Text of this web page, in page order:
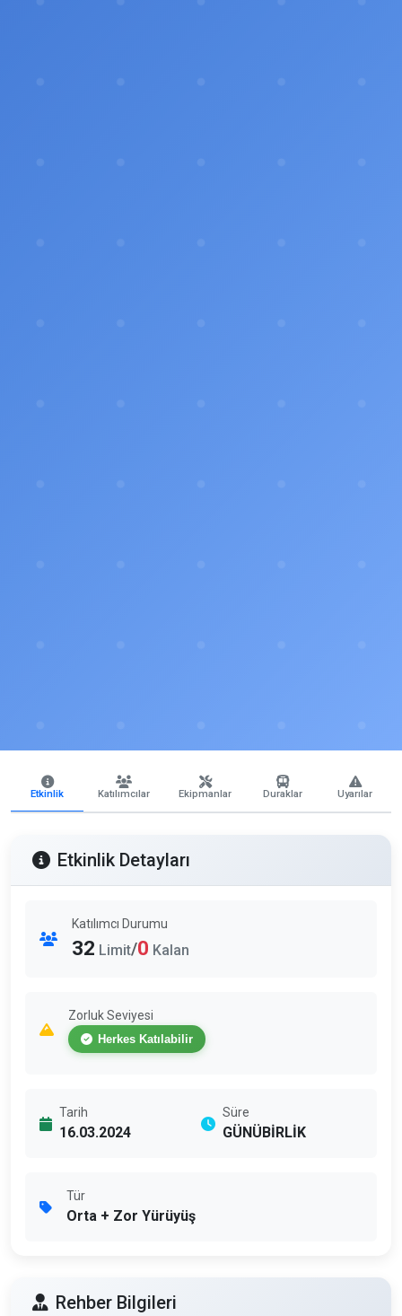
Etkinlik Katılımcılar Ekipmanlar Duraklar Uyarılar
Etkinlik Detayları
Katılımcı Durumu
32 Limit/0 Kalan
Zorluk Seviyesi
Herkes Katılabilir
Tarih
16.03.2024
Süre
GÜNÜBİRLİK
Tür
Orta + Zor Yürüyüş
Rehber Bilgileri